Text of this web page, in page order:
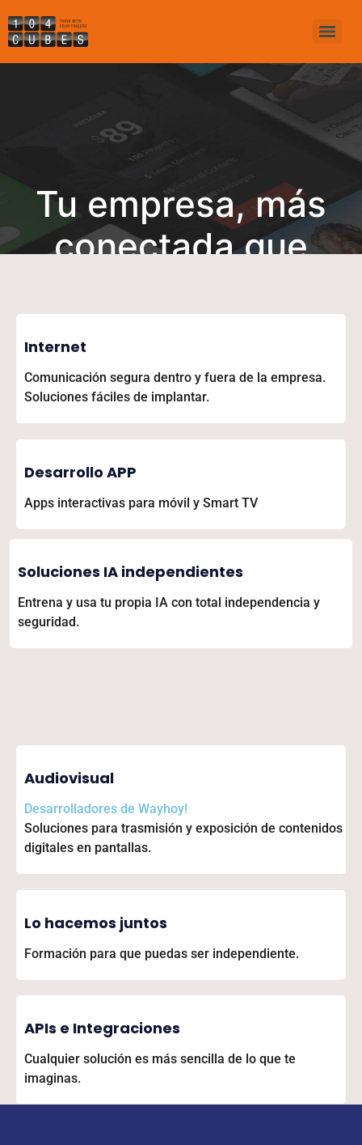
Tu empresa, más
conectada que
Internet
Comunicación segura dentro y fuera de la empresa.
Soluciones fáciles de implantar.
Desarrollo APP
Apps interactivas para móvil y Smart TV
Soluciones IA independientes
Entrena y usa tu propia IA con total independencia y
seguridad.
Audiovisual
Desarrolladores de Wayhoy!
Soluciones para trasmisión y exposición de contenidos
digitales en pantallas.
Lo hacemos juntos
Formación para que puedas ser independiente.
APIs e Integraciones
Cualquier solución es más sencilla de lo que te
imaginas.